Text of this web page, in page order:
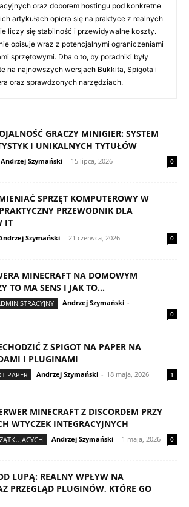
oraz doborem hostingu pod konkretne
artykułach opiera się na praktyce z realnych
liczy się stabilność i przewidywalne koszty.
opisuje wraz z potencjalnymi ograniczeniami
sprzętowymi. Dba o to, by poradniki były
na najnowszych wersjach Bukkita, Spigota i
oraz sprawdzonych narzędziach.
GRACZY MINIGIER: SYSTEM
I UNIKALNYCH TYTUŁÓW
Andrzej Szymański - 15 lipca, 2026 0
SPRZĘT KOMPUTEROWY W
PRZEWODNIK DLA
IT
Szymański - 21 czerwca, 2026 0
MINECRAFT NA DOMOWYM
TO MA SENS I JAK TO...
Andrzej Szymański -
0
Z SPIGOT NA PAPER NA
I PLUGINAMI
PAPER Andrzej Szymański - 18 maja, 2026 1
MINECRAFT Z DISCORDEM PRZY
WTYCZEK INTEGRACYJNYCH
Andrzej Szymański - 1 maja, 2026 0
LUPĄ: REALNY WPŁYW NA
PRZEGLĄD PLUGINÓW, KTÓRE GO